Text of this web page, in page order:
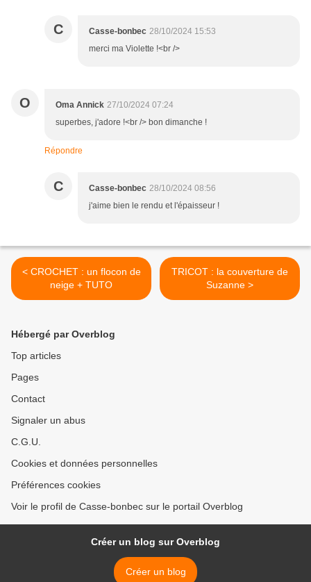
C Casse-bonbec 28/10/2024 15:53
merci ma Violette !<br />
O Oma Annick 27/10/2024 07:24
superbes, j'adore !<br /> bon dimanche !
Répondre
C Casse-bonbec 28/10/2024 08:56
j'aime bien le rendu et l'épaisseur !
< CROCHET : un flocon de
neige + TUTO
TRICOT : la couverture de
Suzanne >
Hébergé par Overblog
Top articles
Pages
Contact
Signaler un abus
C.G.U.
Cookies et données personnelles
Préférences cookies
Voir le profil de Casse-bonbec sur le portail Overblog
Créer un blog sur Overblog
Créer un blog